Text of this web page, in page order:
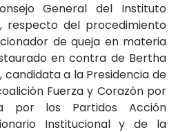
General del Instituto
respecto del procedimiento
de queja en materia
en contra de Bertha
candidata a la Presidencia de
Fuerza y Corazón por
por los Partidos Acción
Institucional y de la